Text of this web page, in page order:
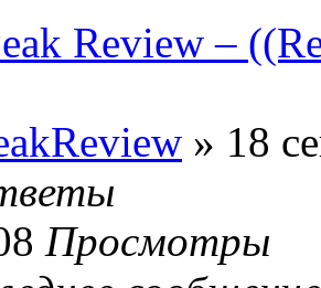
Review –
» 18
Просмотры